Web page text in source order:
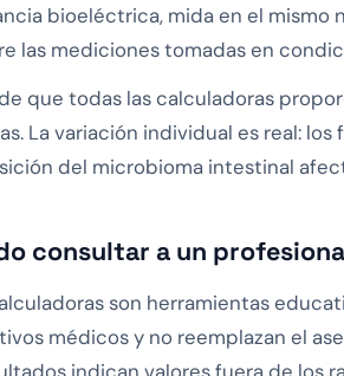
bioeléctrica, mida en el mismo
las mediciones tomadas en
que todas las calculadoras
La variación individual es real:
del microbioma intestinal
consultar a un
son herramientas
médicos y no reemplazan el